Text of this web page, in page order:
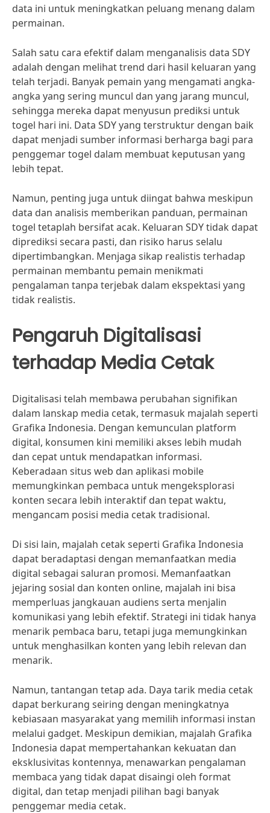
data ini untuk meningkatkan peluang menang dalam
permainan.
Salah satu cara efektif dalam menganalisis data SDY
adalah dengan melihat trend dari hasil keluaran yang
telah terjadi. Banyak pemain yang mengamati angka-
angka yang sering muncul dan yang jarang muncul,
sehingga mereka dapat menyusun prediksi untuk
togel hari ini. Data SDY yang terstruktur dengan baik
dapat menjadi sumber informasi berharga bagi para
penggemar togel dalam membuat keputusan yang
lebih tepat.
Namun, penting juga untuk diingat bahwa meskipun
data dan analisis memberikan panduan, permainan
togel tetaplah bersifat acak. Keluaran SDY tidak dapat
diprediksi secara pasti, dan risiko harus selalu
dipertimbangkan. Menjaga sikap realistis terhadap
permainan membantu pemain menikmati
pengalaman tanpa terjebak dalam ekspektasi yang
tidak realistis.
Pengaruh Digitalisasi
terhadap Media Cetak
Digitalisasi telah membawa perubahan signifikan
dalam lanskap media cetak, termasuk majalah seperti
Grafika Indonesia. Dengan kemunculan platform
digital, konsumen kini memiliki akses lebih mudah
dan cepat untuk mendapatkan informasi.
Keberadaan situs web dan aplikasi mobile
memungkinkan pembaca untuk mengeksplorasi
konten secara lebih interaktif dan tepat waktu,
mengancam posisi media cetak tradisional.
Di sisi lain, majalah cetak seperti Grafika Indonesia
dapat beradaptasi dengan memanfaatkan media
digital sebagai saluran promosi. Memanfaatkan
jejaring sosial dan konten online, majalah ini bisa
memperluas jangkauan audiens serta menjalin
komunikasi yang lebih efektif. Strategi ini tidak hanya
menarik pembaca baru, tetapi juga memungkinkan
untuk menghasilkan konten yang lebih relevan dan
menarik.
Namun, tantangan tetap ada. Daya tarik media cetak
dapat berkurang seiring dengan meningkatnya
kebiasaan masyarakat yang memilih informasi instan
melalui gadget. Meskipun demikian, majalah Grafika
Indonesia dapat mempertahankan kekuatan dan
eksklusivitas kontennya, menawarkan pengalaman
membaca yang tidak dapat disaingi oleh format
digital, dan tetap menjadi pilihan bagi banyak
penggemar media cetak.